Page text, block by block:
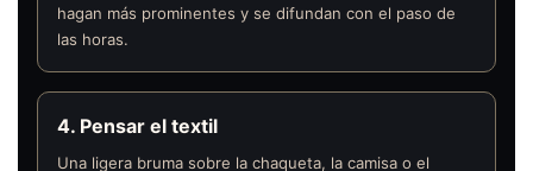
hagan más prominentes y se difundan con el paso de
las horas.
4. Pensar el textil
Una ligera bruma sobre la chaqueta, la camisa o el